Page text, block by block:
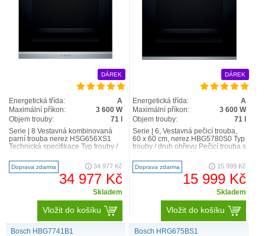
DÁREK
Energetická třída:
A
Maximální příkon:
3 600 W
Objem trouby:
71 l
Serie | 8 Vestavná kombinovaná
parní trouba nerez HSG656XS1
Technická specifikace Typ trouby /
trouba s 14 dru..
Doprava zdarma 34 977 Kč
34 977 Kč
Skladem
Vložit do košíku
DÁREK
Energetická třída:
A
Maximální příkon:
3 600 W
Objem trouby:
71 l
Serie | 6, Vestavná pečicí trouba,
60 x 60 cm, nerez HBG5780S0 Typ
trouby / druh ohřevu Pečicí trouba s
Plus, ..
Doprava zdarma 15 999 Kč
15 999 Kč
Skladem
Vložit do košíku
Bosch HBG7741B1 Bosch HRG675BS1